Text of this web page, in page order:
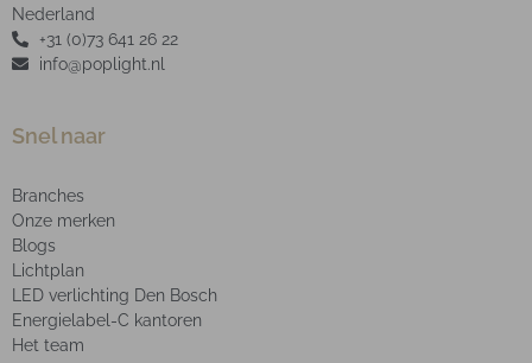
Nederland
+31 (0)73 641 26 22
info@poplight.nl
Snel naar
Branches
Onze merken
Blogs
Lichtplan
LED verlichting Den Bosch
Energielabel-C kantoren
Het team